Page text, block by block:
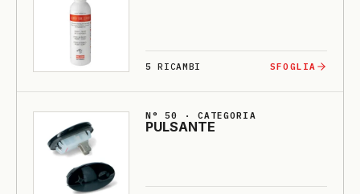
5 RICAMBI SFOGLIA
N° 50 · CATEGORIA
PULSANTE